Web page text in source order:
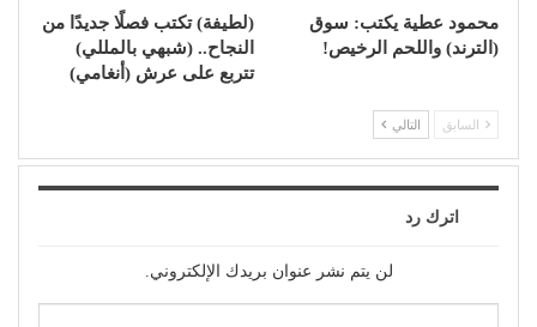
محمود عطية يكتب: سوق
(الترند) واللحم الرخيص!
(لطيفة) تكتب فصلًا جديدًا من
النجاح.. (شبهي بالمللي)
تتربع على عرش (أنغامي)
السابق التالي
اترك رد
لن يتم نشر عنوان بريدك الإلكتروني.